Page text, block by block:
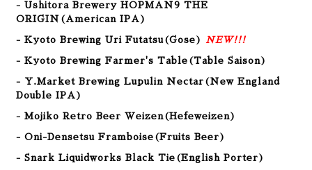
- Ushitora Brewery HOPMAN9 THE
ORIGIN(American IPA)
- Kyoto Brewing Uri Futatsu(Gose) NEW!!!
- Kyoto Brewing Farmer's Table(Table Saison)
- Y.Market Brewing Lupulin Nectar(New England
Double IPA)
- Mojiko Retro Beer Weizen(Hefeweizen)
- Oni-Densetsu Framboise(Fruits Beer)
- Snark Liquidworks Black Tie(English Porter)